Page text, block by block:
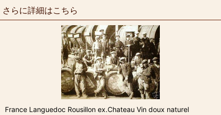
さらに詳細はこちら
France Languedoc Rousillon ex.Chateau Vin doux naturel